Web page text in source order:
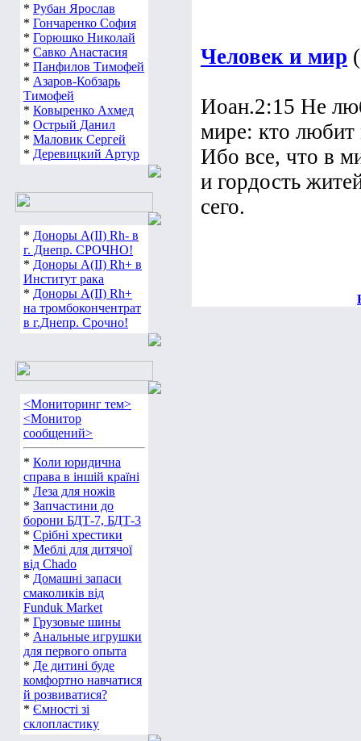
* Рубан Ярослав
* Гончаренко София
* Горюшко Николай
* Савко Анастасия
* Панфилов Тимофей
* Азаров-Кобзарь
Тимофей
* Ковыренко Ахмед
* Острый Данил
* Маловик Сергей
* Деревицкий Артур
* Доноры А(ІІ) Rh- в
г. Днепр. СРОЧНО!
* Доноры А(ІІ) Rh+ в
Институт рака
* Доноры А(ІІ) Rh+
на тромбокончентрат
в г.Днепр. Срочно!
<Мониторинг тем>
<Монитор
сообщений>
* Коли юридична
справа в іншій країні
* Леза для ножів
* Запчастини до
борони БДТ-7, БДТ-3
* Срібні хрестики
* Меблі для дитячої
від Chado
* Домашні запаси
смаколиків від
Funduk Market
* Грузовые шины
* Анальные игрушки
для первого опыта
* Де дитині буде
комфортно навчатися
й розвиватися?
* Ємності зі
склопластику
Человек и мир
Иоан.2:15 Не
мире: кто
Ибо все, что в
и гордость
сего.